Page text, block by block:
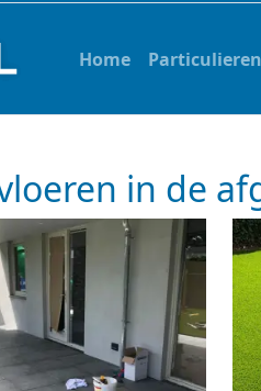
Home Particulieren
in de